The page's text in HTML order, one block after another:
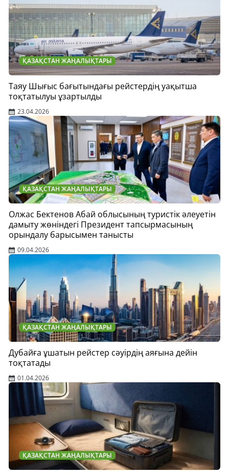
ҚАЗАҚСТАН ЖАҢАЛЫҚТАРЫ
Таяу Шығыс бағытындағы рейстердің уақытша
тоқтатылуы ұзартылды
23.04.2026
ҚАЗАҚСТАН ЖАҢАЛЫҚТАРЫ
Олжас Бектенов Абай облысының туристік әлеуетін
дамыту жөніндегі Президент тапсырмасының
орындалу барысымен танысты
09.04.2026
ҚАЗАҚСТАН ЖАҢАЛЫҚТАРЫ
Дубайға ұшатын рейстер сәуірдің аяғына дейін
тоқтатады
01.04.2026
ҚАЗАҚСТАН ЖАҢАЛЫҚТАРЫ